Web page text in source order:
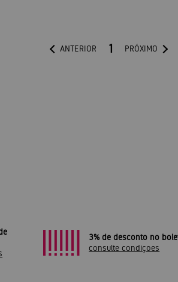
ANTERIOR 1 PRÓXIMO
3% de desconto no
consulte condiçoes